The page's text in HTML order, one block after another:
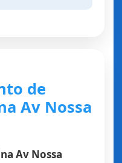
de
Av Nossa
Av Nossa